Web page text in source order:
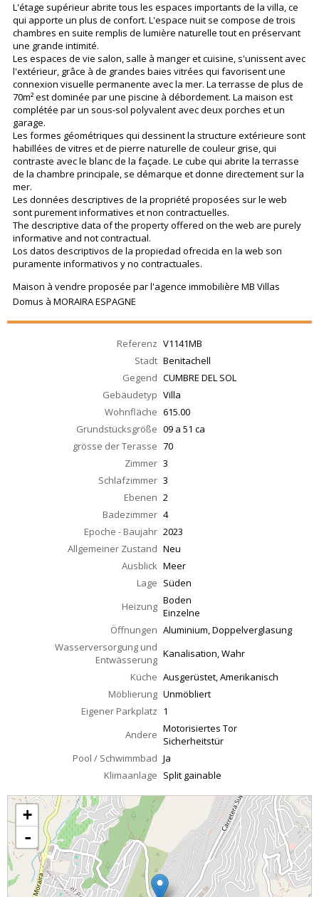
L'étage supérieur abrite tous les espaces importants de la villa, ce
qui apporte un plus de confort. L'espace nuit se compose de trois
chambres en suite remplis de lumière naturelle tout en préservant
une grande intimité.
Les espaces de vie salon, salle à manger et cuisine, s'unissent avec
l'extérieur, grâce à de grandes baies vitrées qui favorisent une
connexion visuelle permanente avec la mer. La terrasse de plus de
70m² est dominée par une piscine à débordement. La maison est
complétée par un sous-sol polyvalent avec deux porches et un
garage.
Les formes géométriques qui dessinent la structure extérieure sont
habillées de vitres et de pierre naturelle de couleur grise, qui
contraste avec le blanc de la façade. Le cube qui abrite la terrasse
de la chambre principale, se démarque et donne directement sur la
mer.
Les données descriptives de la propriété proposées sur le web
sont purement informatives et non contractuelles.
The descriptive data of the property offered on the web are purely
informative and not contractual.
Los datos descriptivos de la propiedad ofrecida en la web son
puramente informativos y no contractuales.
Maison à vendre proposée par l'agence immobilière MB Villas
Domus à MORAIRA ESPAGNE
Referenz V1141MB
Stadt Benitachell
Gegend CUMBRE DEL SOL
Gebäudetyp Villa
Wohnfläche 615.00
Grundstücksgröße 09 a 51 ca
grösse der Terasse 70
Zimmer 3
Schlafzimmer 3
Ebenen 2
Badezimmer 4
Epoche - Baujahr 2023
Allgemeiner Zustand Neu
Ausblick Meer
Lage Süden
Heizung Boden
Einzelne
Öffnungen Aluminium, Doppelverglasung
Wasserversorgung und
Entwässerung Kanalisation, Wahr
Küche Ausgerüstet, Amerikanisch
Möblierung Unmöbliert
Eigener Parkplatz 1
Andere Motorisiertes Tor
Sicherheitstür
Pool / Schwimmbad Ja
Klimaanlage Split gainable
+
-